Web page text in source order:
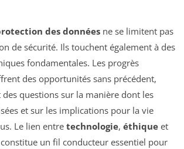
des données ne se limitent pas
de sécurité. Ils touchent également à des
fondamentales. Les progrès
des opportunités sans précédent,
questions sur la manière dont les
et sur les implications pour la vie
Le lien entre technologie, éthique et
constitue un fil conducteur essentiel pour